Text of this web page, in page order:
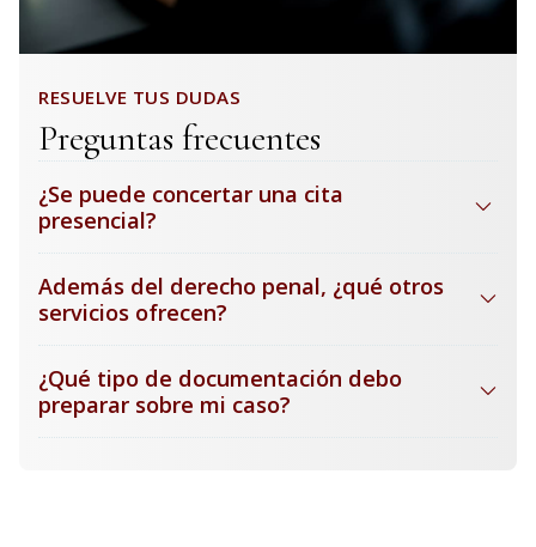
RESUELVE TUS DUDAS
Preguntas frecuentes
¿Se puede concertar una cita
presencial?
Además del derecho penal, ¿qué otros
servicios ofrecen?
¿Qué tipo de documentación debo
preparar sobre mi caso?